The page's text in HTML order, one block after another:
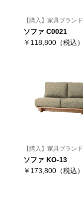
【購入】家具ブランド
ソファ C0021
￥118,800（税込）
【購入】家具ブランド
ソファ KO-13
￥173,800（税込）